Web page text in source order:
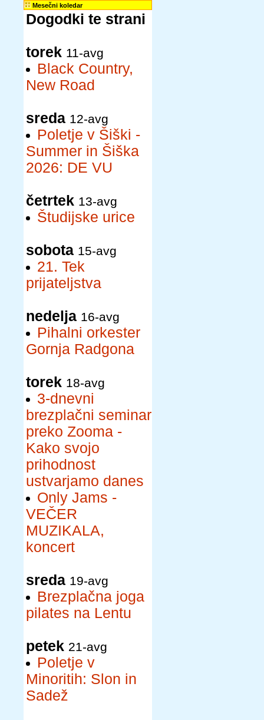
Mesečni koledar
Dogodki te strani
torek 11-avg
Black Country,
New Road
sreda 12-avg
Poletje v Šiški -
Summer in Šiška
2026: DE VU
četrtek 13-avg
Študijske urice
sobota 15-avg
21. Tek
prijateljstva
nedelja 16-avg
Pihalni orkester
Gornja Radgona
torek 18-avg
3-dnevni
brezplačni seminar
preko Zooma -
Kako svojo
prihodnost
ustvarjamo danes
Only Jams -
VEČER
MUZIKALA,
koncert
sreda 19-avg
Brezplačna joga
pilates na Lentu
petek 21-avg
Poletje v
Minoritih: Slon in
Sadež